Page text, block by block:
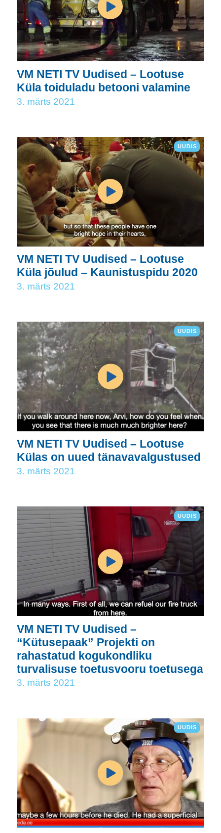
VM NETI TV Uudised – Lootuse
Küla toiduladu betooni valamine
3. märts 2021
UUDIS
VM NETI TV Uudised – Lootuse
Küla jõulud – Kaunistuspidu 2020
3. märts 2021
UUDIS
VM NETI TV Uudised – Lootuse
Külas on uued tänavavalgustused
3. märts 2021
UUDIS
VM NETI TV Uudised –
“Kütusepaak” Projekti on
rahastatud kogukondliku
turvalisuse toetusvooru toetusega
3. märts 2021
UUDIS